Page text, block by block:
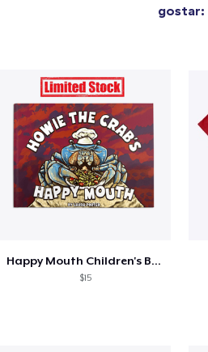
gostar:
Happy Mouth Children's Book
$15